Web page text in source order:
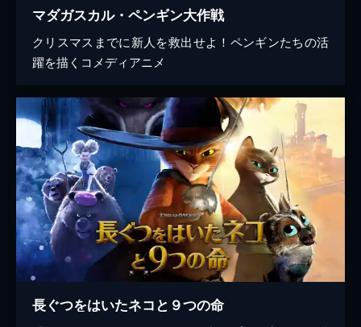
マダガスカル・ペンギン大作戦
クリスマスまでに新人を救出せよ！ペンギンたちの活
躍を描くコメディアニメ
長ぐつをはいたネコと９つの命